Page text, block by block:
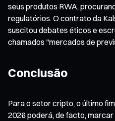
seus produtos RWA,
regulatórios. O contrato da
suscitou debates éticos e
chamados "mercados de
Conclusão
Para o setor cripto, o último
2026 poderá, de facto,